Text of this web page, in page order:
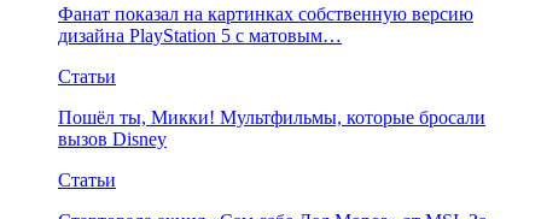
Фанат показал на картинках собственную версию
дизайна PlayStation 5 с матовым…
Статьи
Пошёл ты, Микки! Мультфильмы, которые бросали
вызов Disney
Статьи